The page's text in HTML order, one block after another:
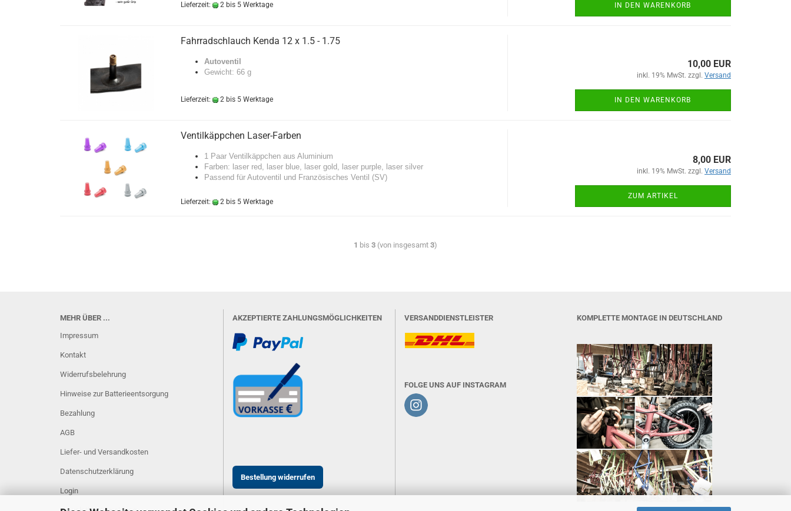
Lieferzeit: 2 bis 5 Werktage IN DEN WARENKORB
Fahrradschlauch Kenda 12 x 1.5 - 1.75
Autoventil
Gewicht: 66 g
Lieferzeit: 2 bis 5 Werktage
10,00 EUR
inkl. 19% MwSt. zzgl. Versand
IN DEN WARENKORB
Ventilkäppchen Laser-Farben
1 Paar Ventilkäppchen aus Aluminium
Farben: laser red, laser blue, laser gold, laser purple, laser silver
Passend für Autoventil und Französisches Ventil (SV)
Lieferzeit: 2 bis 5 Werktage
8,00 EUR
inkl. 19% MwSt. zzgl. Versand
ZUM ARTIKEL
1 bis 3 (von insgesamt 3)
MEHR ÜBER ...
Impressum
Kontakt
Widerrufsbelehrung
Hinweise zur Batterieentsorgung
Bezahlung
AGB
Liefer- und Versandkosten
Datenschutzerklärung
Login
AKZEPTIERTE ZAHLUNGSMÖGLICHKEITEN
Bestellung widerrufen
VERSANDDIENSTLEISTER
FOLGE UNS AUF INSTAGRAM
KOMPLETTE MONTAGE IN DEUTSCHLAND